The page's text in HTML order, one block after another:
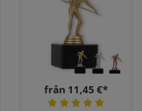
från 11,45 €*